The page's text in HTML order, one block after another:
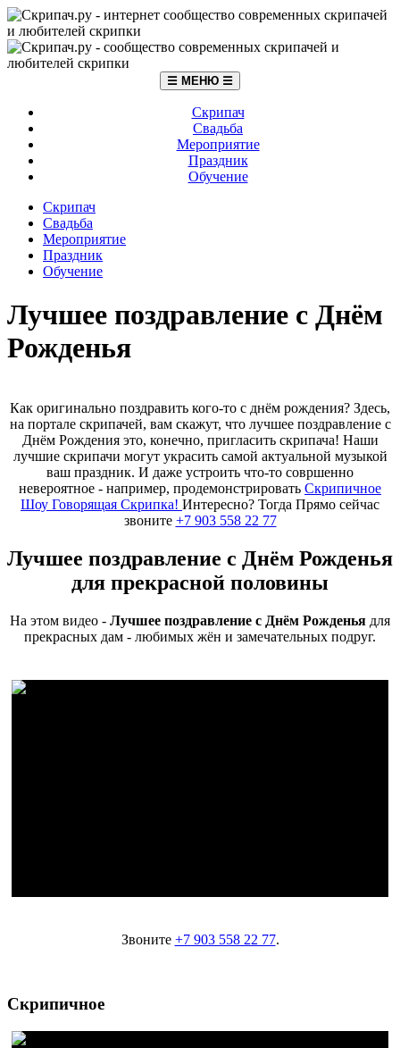
☰ МЕНЮ ☰
Скрипач
Свадьба
Мероприятие
Праздник
Обучение
Скрипач
Свадьба
Мероприятие
Праздник
Обучение
Лучшее поздравление с Днём
Рожденья
Как оригинально поздравить кого-то с днём рождения? Здесь,
на портале скрипачей, вам скажут, что лучшее поздравление с
Днём Рождения это, конечно, пригласить скрипача! Наши
лучшие скрипачи могут украсить самой актуальной музыкой
ваш праздник. И даже устроить что-то совршенно
невероятное - например, продемонстрировать Скрипичное
Шоу Говорящая Скрипка! Интересно? Тогда Прямо сейчас
звоните +7 903 558 22 77
Лучшее поздравление с Днём Рожденья
для прекрасной половины
На этом видео - Лучшее поздравление с Днём Рожденья для
прекрасных дам - любимых жён и замечательных подруг.
Звоните +7 903 558 22 77.
Скрипичное